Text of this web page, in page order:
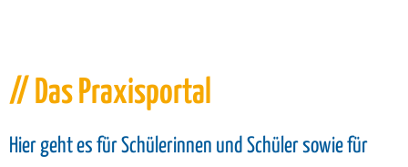
// Das Praxisportal
Hier geht es für Schülerinnen und Schüler sowie für